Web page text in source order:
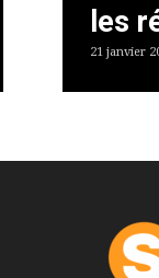
les
21 janvier